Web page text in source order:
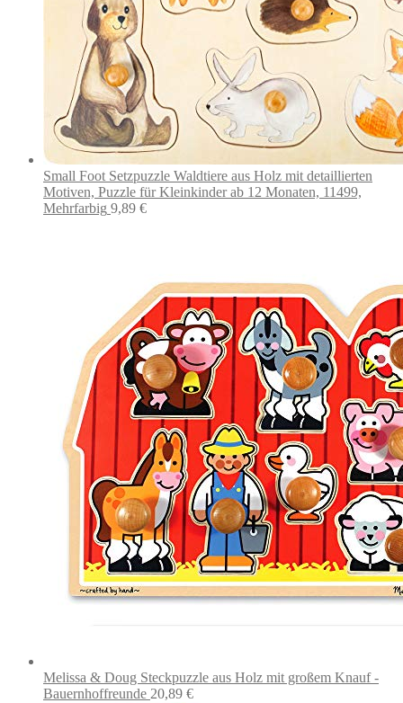
Small Foot Setzpuzzle Waldtiere aus Holz mit detaillierten
Motiven, Puzzle für Kleinkinder ab 12 Monaten, 11499,
Mehrfarbig 9,89 €
Melissa & Doug Steckpuzzle aus Holz mit großem Knauf -
Bauernhoffreunde 20,89 €